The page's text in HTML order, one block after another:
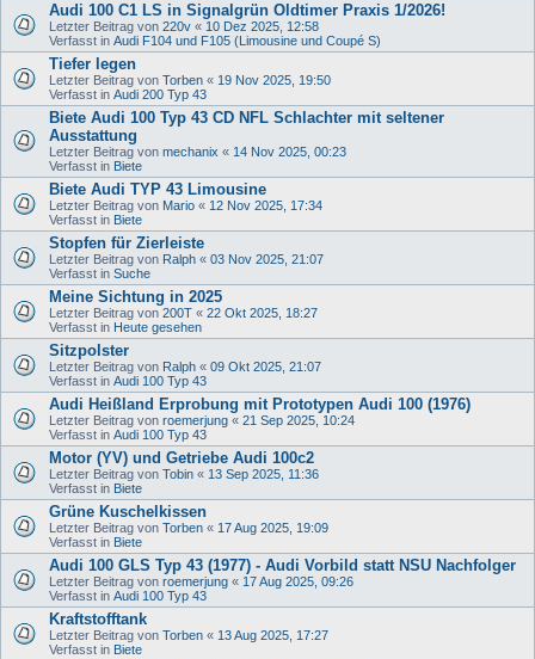
Audi 100 C1 LS in Signalgrün Oldtimer Praxis 1/2026!
Letzter Beitrag von 220v « 10 Dez 2025, 12:58
Verfasst in Audi F104 und F105 (Limousine und Coupé S)
Tiefer legen
Letzter Beitrag von Torben « 19 Nov 2025, 19:50
Verfasst in Audi 200 Typ 43
Biete Audi 100 Typ 43 CD NFL Schlachter mit seltener
Ausstattung
Letzter Beitrag von mechanix « 14 Nov 2025, 00:23
Verfasst in Biete
Biete Audi TYP 43 Limousine
Letzter Beitrag von Mario « 12 Nov 2025, 17:34
Verfasst in Biete
Stopfen für Zierleiste
Letzter Beitrag von Ralph « 03 Nov 2025, 21:07
Verfasst in Suche
Meine Sichtung in 2025
Letzter Beitrag von 200T « 22 Okt 2025, 18:27
Verfasst in Heute gesehen
Sitzpolster
Letzter Beitrag von Ralph « 09 Okt 2025, 21:07
Verfasst in Audi 100 Typ 43
Audi Heißland Erprobung mit Prototypen Audi 100 (1976)
Letzter Beitrag von roemerjung « 21 Sep 2025, 10:24
Verfasst in Audi 100 Typ 43
Motor (YV) und Getriebe Audi 100c2
Letzter Beitrag von Tobin « 13 Sep 2025, 11:36
Verfasst in Biete
Grüne Kuschelkissen
Letzter Beitrag von Torben « 17 Aug 2025, 19:09
Verfasst in Biete
Audi 100 GLS Typ 43 (1977) - Audi Vorbild statt NSU Nachfolger
Letzter Beitrag von roemerjung « 17 Aug 2025, 09:26
Verfasst in Audi 100 Typ 43
Kraftstofftank
Letzter Beitrag von Torben « 13 Aug 2025, 17:27
Verfasst in Biete